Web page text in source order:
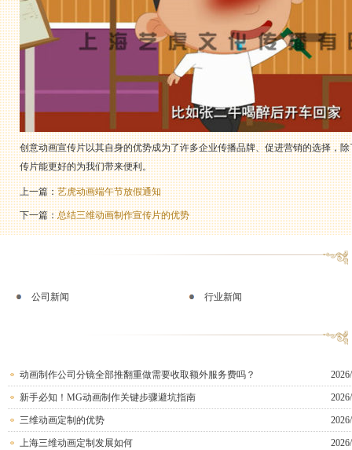
创意动画宣传片以其自身的优势成为了许多企业传播品牌、促进营销的选择，
传片能更好的为我们带来便利。
上一篇：艺虎动画端午节放假通知
下一篇：总结三维动画制作宣传片的优势
公司新闻 行业新闻
动画制作公司分镜全部推翻重做需要收取额外服务费吗？
新手必知！MG动画制作关键步骤避坑指南
三维动画定制的优势
上海三维动画定制发展如何